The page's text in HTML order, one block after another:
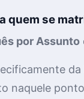
quem se
por Assunto
da
naquele